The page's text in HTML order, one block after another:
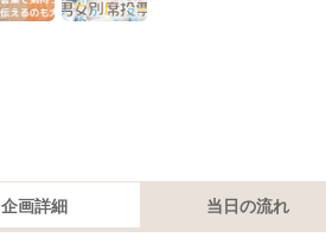
企画詳細 当日の流れ